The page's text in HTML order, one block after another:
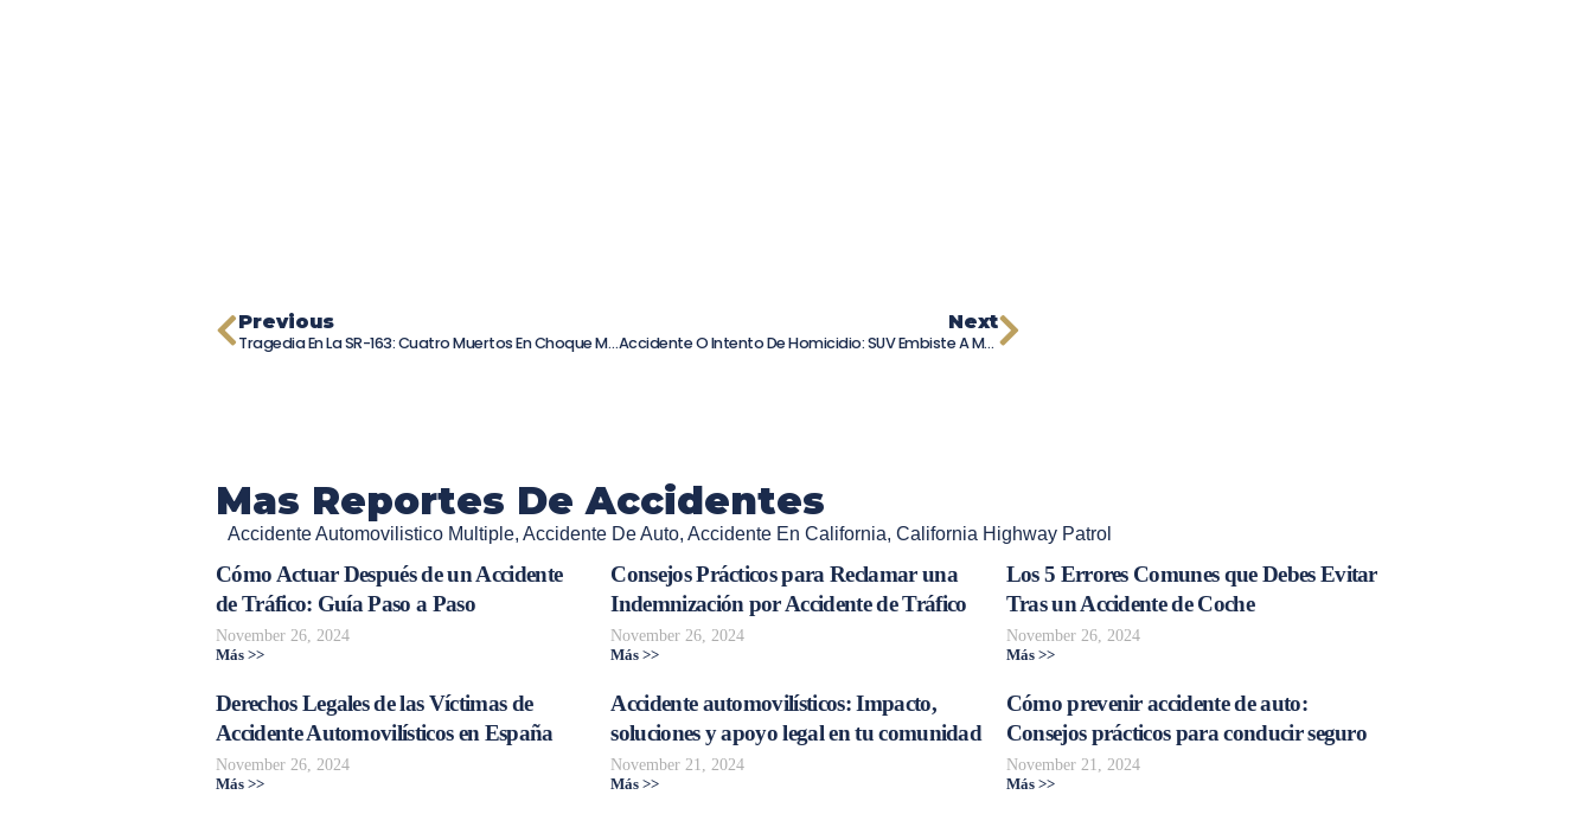
Previous
Tragedia En La SR-163: Cuatro Muertos En Choque Múltiple Y Dos Conductores Arrestados Por DUI
Next
Accidente O Intento De Homicidio: SUV Embiste A Motociclista En Folsom
Mas Reportes De Accidentes
Accidente Automovilistico Multiple, Accidente De Auto, Accidente En California, California Highway Patrol
Cómo Actuar Después de un Accidente
de Tráfico: Guía Paso a Paso
November 26, 2024
Más >>
Consejos Prácticos para Reclamar una
Indemnización por Accidente de Tráfico
November 26, 2024
Más >>
Los 5 Errores Comunes que Debes Evitar
Tras un Accidente de Coche
November 26, 2024
Más >>
Derechos Legales de las Víctimas de
Accidente Automovilísticos en España
November 26, 2024
Más >>
Accidente automovilísticos: Impacto,
soluciones y apoyo legal en tu comunidad
November 21, 2024
Más >>
Cómo prevenir accidente de auto:
Consejos prácticos para conducir seguro
November 21, 2024
Más >>